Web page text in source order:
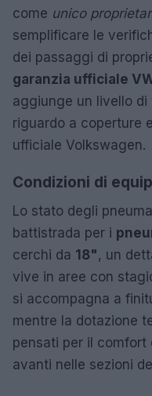
come unico
semplificare le
dei passaggi di
garanzia ufficiale
aggiunge un livello di
riguardo a coperture
ufficiale Volkswagen.
Condizioni di
Lo stato degli
battistrada per i
cerchi da 18" , un
vive in aree con
si accompagna a
mentre la dotazione
pensati per il comfort
avanti nelle sezioni